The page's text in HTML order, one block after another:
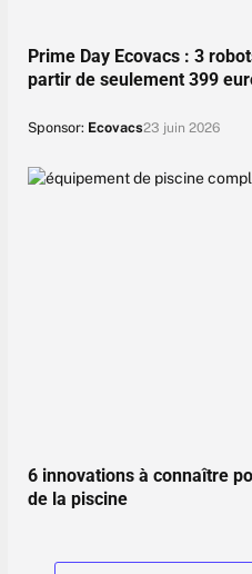
Prime Day Ecovacs : 3
partir de seulement 399
Sponsor: Ecovacs23 juin 2026
6 innovations à connaître
de la piscine